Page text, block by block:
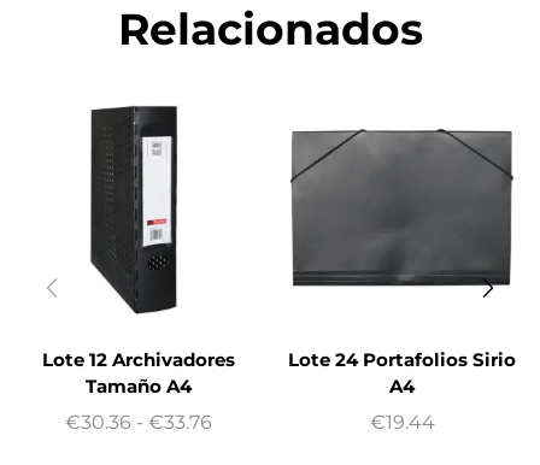
Relacionados
Lote 12 Archivadores
Tamaño A4
€30.36 - €33.76
Lote 24 Portafolios Sirio
A4
€19.44